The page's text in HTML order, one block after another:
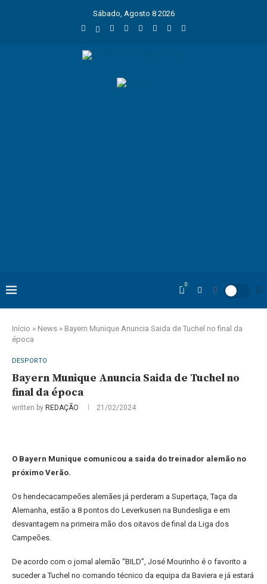
Sábado, Agosto 8 2026
0
Início » News » Bayern Munique Anuncia Saida de Tuchel no final da
época
DESPORTO
Bayern Munique Anuncia Saida de Tuchel no
final da época
written by REDAÇÃO 21/02/2024
O Bayern Munique comunicou a saida do treinador alemão no
próximo Verão.
Os hendecacampeões alemães já perderam a Supertaça, Taça da
Alemanha, estão a 8 pontos do Leverkusen na Bundesliga e em
desvantagem na primeira mão dos oitavos de final da Liga dos
Campeões.
De acordo com o jornal alemão “BILD”, José Mourinho é o favorito a
suceder a Tuchel no comando técnico da equipa da Baviera e já estará